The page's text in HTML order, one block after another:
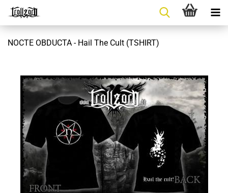
NOCTE OBDUCTA - Hail The Cult (TSHIRT)